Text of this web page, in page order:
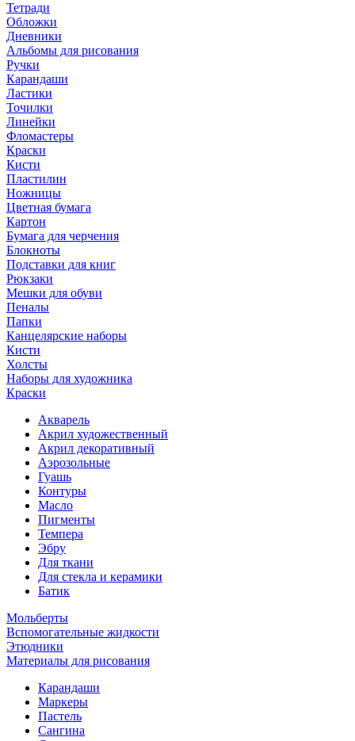
Тетради
Обложки
Дневники
Альбомы для рисования
Ручки
Карандаши
Ластики
Точилки
Линейки
Фломастеры
Краски
Кисти
Пластилин
Ножницы
Цветная бумага
Картон
Бумага для черчения
Блокноты
Подставки для книг
Рюкзаки
Мешки для обуви
Пеналы
Папки
Канцелярские наборы
Кисти
Холсты
Наборы для художника
Краски
Акварель
Акрил художественный
Акрил декоративный
Аэрозольные
Гуашь
Контуры
Масло
Пигменты
Темпера
Эбру
Для ткани
Для стекла и керамики
Батик
Мольберты
Вспомогательные жидкости
Этюдники
Материалы для рисования
Карандаши
Маркеры
Пастель
Сангина